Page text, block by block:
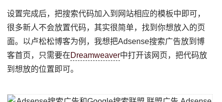
设置完成后，把搜索代码加入到网站相应的模板中即可，
很多新人不会放置代码，其实很简单，找到你想放入的页
面。以卢松松博客为例，我想把Adsense搜索广告放到博
客首页，只需要在Dreamweaver中打开该网页，把代码放
到想放的位置即可。